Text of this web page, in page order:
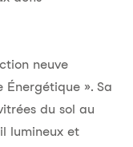
neuve
Énergétique ». Sa
du sol au
lumineux et